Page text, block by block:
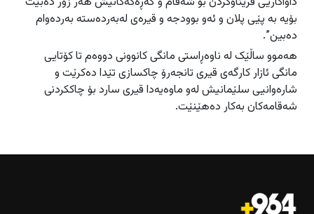
بۆیە بە پێی پلان و ئەو بوودجە و قیرەی لەبەردەستە بەردەوام
دەبین”.
هەموو ساڵێک لە ناوەڕاستی مانگی کانوونی دووەم تا کۆتایی
مانگی ئازار کارگەی قیری تانجەرۆ چاکسازی تێدا دەکرێت و
شارەوانیی سلێمانیش لەو ماوەیەدا قیری سارد بۆ چاککردنی
شەقامەکان بەکار دەهێنێت.